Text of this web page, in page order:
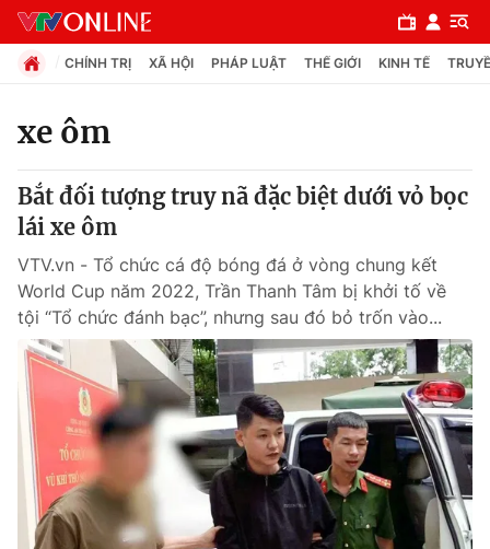
Chuyên mục
Chính trị
Xã hội
Pháp luật
Y tế
Thế giới
Tin tức
Kinh tế
CHÍNH TRỊ XÃ HỘI PHÁP LUẬT THẾ GIỚI KINH TẾ
xe ôm
Bắt đối tượng truy nã đặc biệt dưới vỏ bọc
lái xe ôm
VTV.vn - Tổ chức cá độ bóng đá ở vòng chung kết
World Cup năm 2022, Trần Thanh Tâm bị khởi tố về
tội “Tổ chức đánh bạc”, nhưng sau đó bỏ trốn vào...